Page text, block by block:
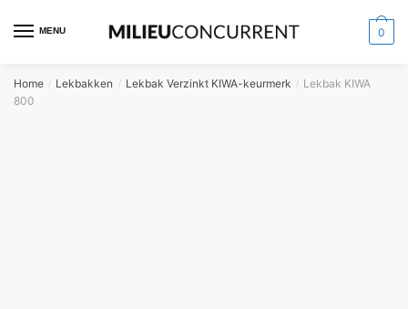
MENU 0
Home / Lekbakken / Lekbak Verzinkt KIWA-keurmerk / Lekbak KIWA
800